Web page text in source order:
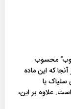
محسوب
که این ماده
سلیاک یا
علاوه بر این،